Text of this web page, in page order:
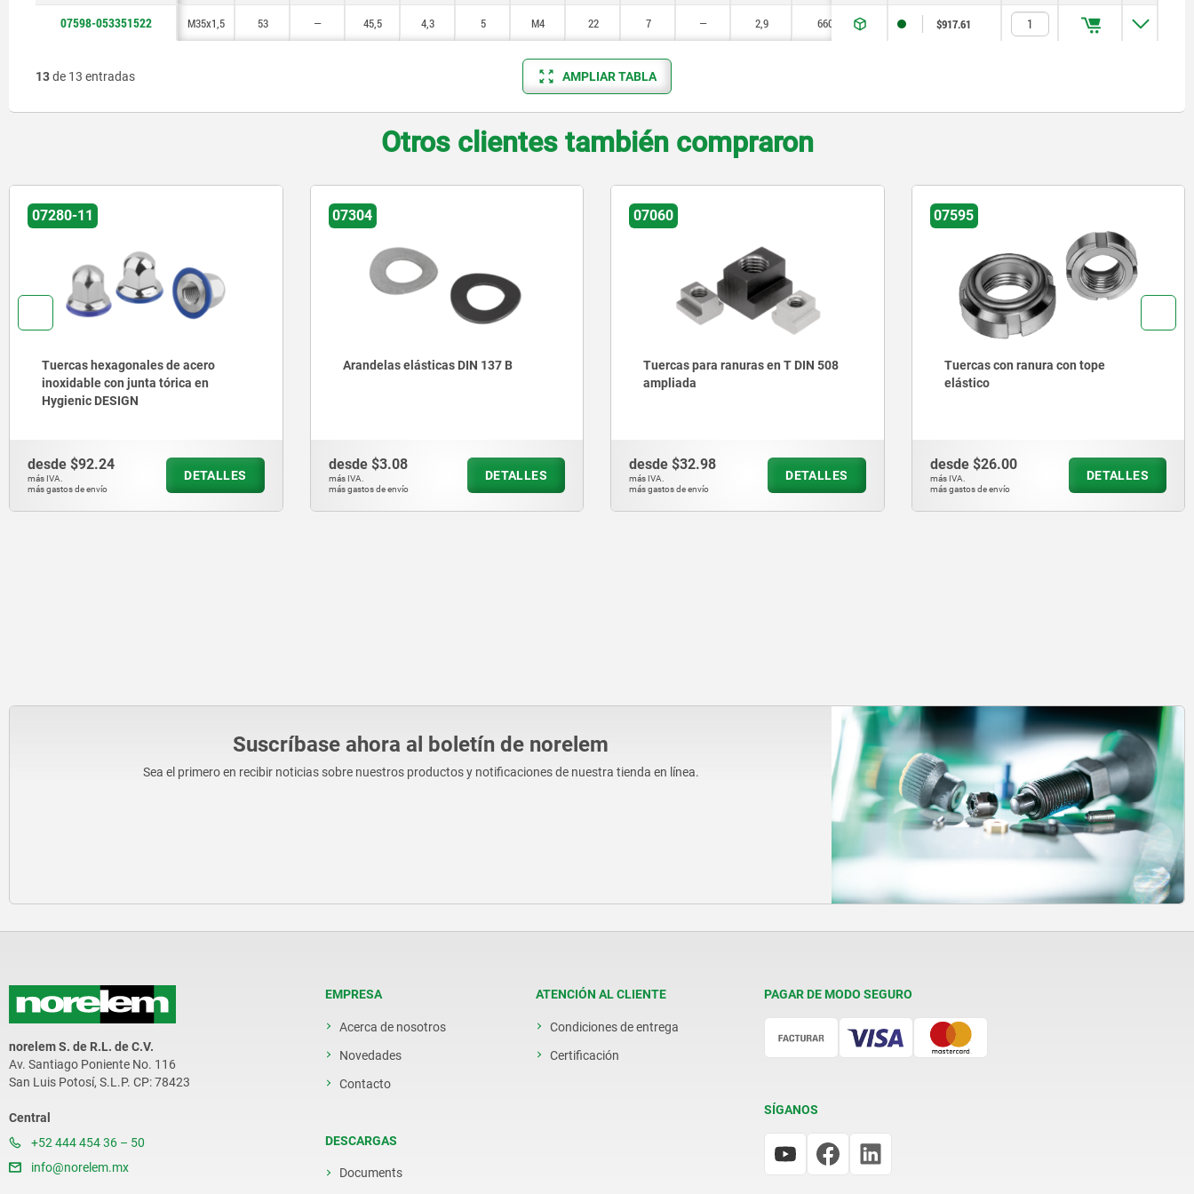
07598-053351522 M35x1,5 53 — 45,5 4,3 5 M4 22 7 — 2,9 66000 47000 $917.61
13de 13 entradas AMPLIAR TABLA
Otros clientes también compraron
07280-11
Tuercas hexagonales de acero
inoxidable con junta tórica en
Hygienic DESIGN
desde$92.24
más IVA.
más gastos de envío
DETALLES
07304
Arandelas elásticas DIN 137 B
desde$3.08
más IVA.
más gastos de envío
DETALLES
07060
Tuercas para ranuras en T DIN 508
ampliada
desde$32.98
más IVA.
más gastos de envío
DETALLES
07595
Tuercas con ranura con tope
elástico
desde$26.00
más IVA.
más gastos de envío
DETALLES
Suscríbase ahora al boletín de norelem
Sea el primero en recibir noticias sobre nuestros productos y notificaciones de nuestra tienda en línea.
norelem S. de R.L. de C.V.
Av. Santiago Poniente No. 116
San Luis Potosí, S.L.P. CP: 78423
Central
+52 444 454 36 – 50
info@norelem.mx
EMPRESA
Acerca de nosotros
Novedades
Contacto
DESCARGAS
Documents
ATENCIÓN AL CLIENTE
Condiciones de entrega
Certificación
PAGAR DE MODO SEGURO
SÍGANOS